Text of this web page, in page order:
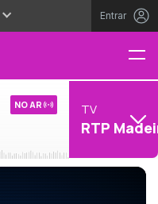
Entrar
NO AR TV
RTP